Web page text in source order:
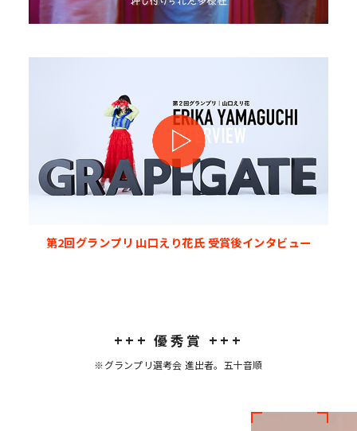
第2回グランプリ 山口えり花氏 受賞後インタビュー
+++ 優秀賞 +++
※グランプリ選考会 進出者。五十音順